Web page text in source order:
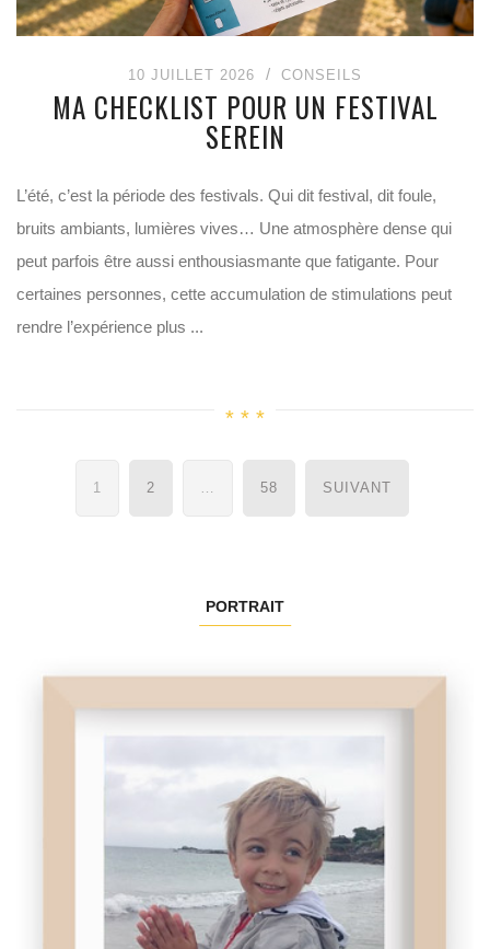
10 JUILLET 2026 CONSEILS
MA CHECKLIST POUR UN FESTIVAL
SEREIN
L’été, c’est la période des festivals. Qui dit festival, dit foule,
bruits ambiants, lumières vives… Une atmosphère dense qui
peut parfois être aussi enthousiasmante que fatigante. Pour
certaines personnes, cette accumulation de stimulations peut
rendre l’expérience plus ...
Navigation
des
1 2 … 58 SUIVANT
PORTRAIT